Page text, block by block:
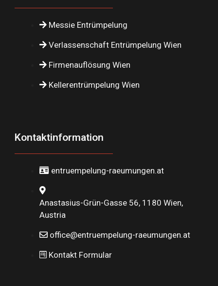
Messie Entrümpelung
Verlassenschaft Entrümpelung Wien
Firmenauflösung Wien
Kellerentrümpelung Wien
Kontaktinformation
entruempelung-raeumungen.at
Anastasius-Grün-Gasse 56, 1180 Wien,
Austria
office@entruempelung-raeumungen.at
Kontakt Formular